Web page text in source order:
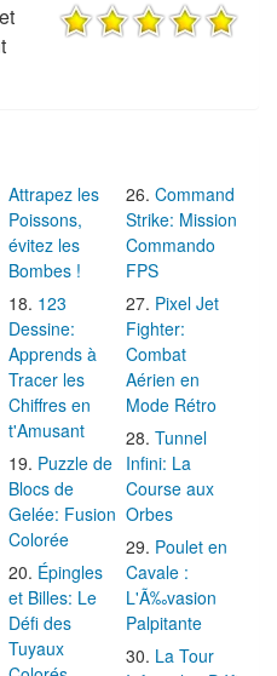
Attrapez les
Poissons,
évitez les
Bombes !
123
Dessine:
Apprends à
Tracer les
Chiffres en
t'Amusant
Puzzle de
Blocs de
Gelée: Fusion
Colorée
Épingles
et Billes: Le
Défi des
Tuyaux
Command
Strike: Mission
Commando
FPS
Pixel Jet
Fighter:
Combat
Aérien en
Mode Rétro
Tunnel
Infini: La
Course aux
Orbes
Poulet en
Cavale :
L'Ã‰vasion
Palpitante
La Tour